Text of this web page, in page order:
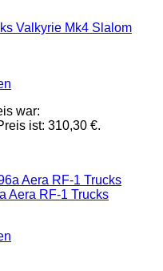
Valkyrie Mk4 Slalom
war:
ist: 310,30 €.
Aera RF-1 Trucks